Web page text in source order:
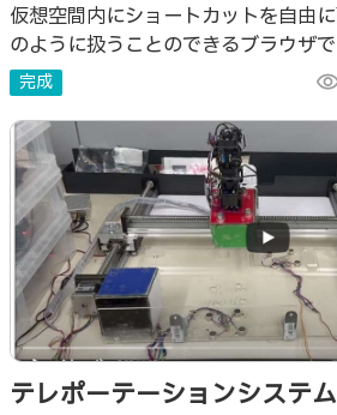
仮想空間内にショートカットを自由
のように扱うことのできるブラウザで
ンや仮想空間をいくつも切り替える
度の高い操作が可能になります．
完成
テレポーテーションシステ